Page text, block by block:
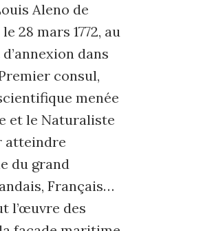
Aleno de
28 mars 1772, au
dans
consul,
menée
et le Naturaliste
atteindre
du grand
Français…
l’œuvre des